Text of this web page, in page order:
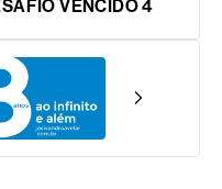
VENCIDO 4